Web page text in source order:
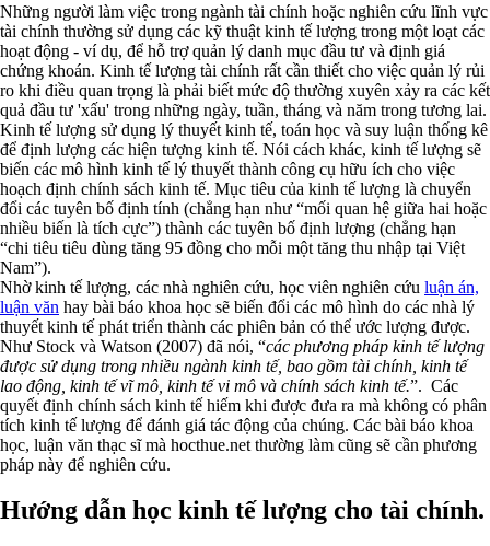
Những người làm việc trong ngành tài chính hoặc nghiên cứu lĩnh vực
tài chính thường sử dụng các kỹ thuật kinh tế lượng trong một loạt các
hoạt động - ví dụ, để hỗ trợ quản lý danh mục đầu tư và định giá
chứng khoán. Kinh tế lượng tài chính rất cần thiết cho việc quản lý rủi
ro khi điều quan trọng là phải biết mức độ thường xuyên xảy ra các kết
quả đầu tư 'xấu' trong những ngày, tuần, tháng và năm trong tương lai.
Kinh tế lượng sử dụng lý thuyết kinh tế, toán học và suy luận thống kê
để định lượng các hiện tượng kinh tế. Nói cách khác, kinh tế lượng sẽ
biến các mô hình kinh tế lý thuyết thành công cụ hữu ích cho việc
hoạch định chính sách kinh tế. Mục tiêu của kinh tế lượng là chuyển
đổi các tuyên bố định tính (chẳng hạn như “mối quan hệ giữa hai hoặc
nhiều biến là tích cực”) thành các tuyên bố định lượng (chẳng hạn
“chi tiêu tiêu dùng tăng 95 đồng cho mỗi một tăng thu nhập tại Việt
Nam”).
Nhờ kinh tế lượng, các nhà nghiên cứu, học viên nghiên cứu luận án,
luận văn hay bài báo khoa học sẽ biến đổi các mô hình do các nhà lý
thuyết kinh tế phát triển thành các phiên bản có thể ước lượng được.
Như Stock và Watson (2007) đã nói, “các phương pháp kinh tế lượng
được sử dụng trong nhiều ngành kinh tế, bao gồm tài chính, kinh tế
lao động, kinh tế vĩ mô, kinh tế vi mô và chính sách kinh tế.”. Các
quyết định chính sách kinh tế hiếm khi được đưa ra mà không có phân
tích kinh tế lượng để đánh giá tác động của chúng. Các bài báo khoa
học, luận văn thạc sĩ mà hocthue.net thường làm cũng sẽ cần phương
pháp này để nghiên cứu.
Hướng dẫn học kinh tế lượng cho tài chính.